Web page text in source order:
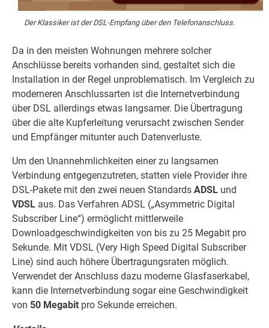
Der Klassiker ist der DSL-Empfang über den Telefonanschluss.
Da in den meisten Wohnungen mehrere solcher
Anschlüsse bereits vorhanden sind, gestaltet sich die
Installation in der Regel unproblematisch. Im Vergleich zu
moderneren Anschlussarten ist die Internetverbindung
über DSL allerdings etwas langsamer. Die Übertragung
über die alte Kupferleitung verursacht zwischen Sender
und Empfänger mitunter auch Datenverluste.
Um den Unannehmlichkeiten einer zu langsamen
Verbindung entgegenzutreten, statten viele Provider ihre
DSL-Pakete mit den zwei neuen Standards ADSL und
VDSL aus. Das Verfahren ADSL („Asymmetric Digital
Subscriber Line“) ermöglicht mittlerweile
Downloadgeschwindigkeiten von bis zu 25 Megabit pro
Sekunde. Mit VDSL (Very High Speed Digital Subscriber
Line) sind auch höhere Übertragungsraten möglich.
Verwendet der Anschluss dazu moderne Glasfaserkabel,
kann die Internetverbindung sogar eine Geschwindigkeit
von 50 Megabit pro Sekunde erreichen.